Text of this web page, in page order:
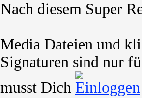
Nach diesem Super
Media Dateien und
Signaturen sind nur
musst Dich